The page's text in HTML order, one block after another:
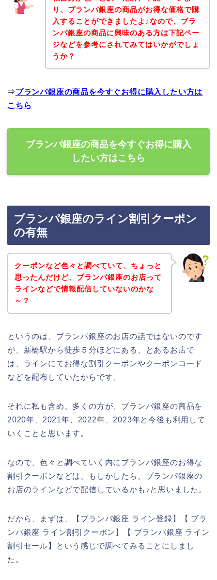
り、ブランパ銀座の商品がお得な価格で購
入することができましたよ♪なので、ブラ
ンパ銀座の商品に興味のある方は下記ペー
ジなどを参考にされてみてはいかがでしょ
うか？
⇒ブランパ銀座の商品を今すぐお得に購入したい方は
こちら
ブランパ銀座の商品を今すぐお得に購入
したい方はこちら
ブランパ銀座のライン割引クーポン
の有無
クーポンなど色々と調べていて、ちょっと
思ったんだけど、ブランパ銀座のお店って
ラインなどで情報配信していないのかな
～？
というのは、ブランパ銀座のお店の話ではないのです
が、新橋駅から徒歩５分ほどにある、とあるお店で
は、ラインにてお得な割引クーポンやクーポンコード
などを配布していたからです。
それに私も含め、多くの方が、ブランパ銀座の商品を
2020年、2021年、2022年、2023年と今後も利用して
いくことと思います。
なので、色々と調べていく内にブランパ銀座のお得な
割引クーポンなどは、もしかしたら、ブランパ銀座の
お店のラインなどで配信しているかも♪と思いました。
だから、まずは、【ブランパ銀座 ライン登録】【 ブラ
ンパ銀座 ライン割引クーポン】【 ブランパ銀座 ライン
割引セール】という感じで調べてみることにしまし
た。